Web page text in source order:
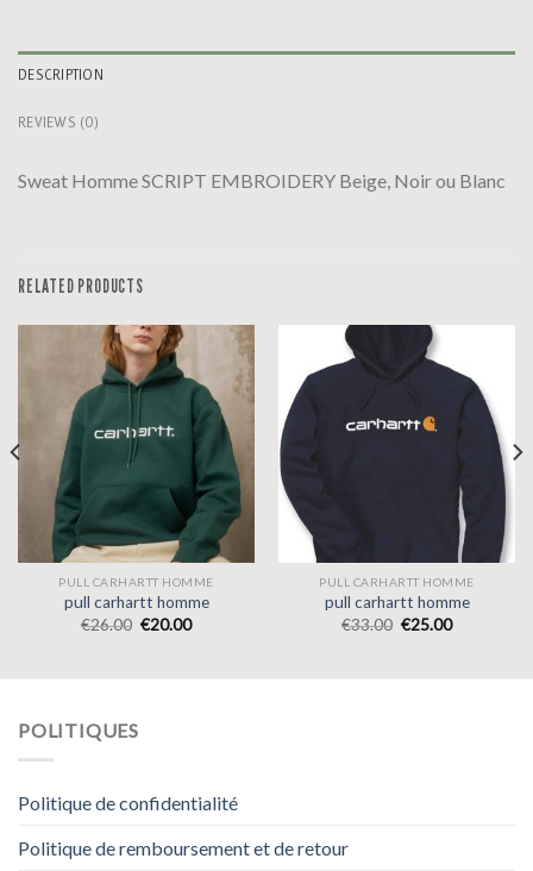
DESCRIPTION
REVIEWS (0)
Sweat Homme SCRIPT EMBROIDERY Beige, Noir ou Blanc
RELATED PRODUCTS
PULL CARHARTT HOMME
pull carhartt homme
€26.00 €20.00
PULL CARHARTT HOMME
pull carhartt homme
€33.00 €25.00
POLITIQUES
Politique de confidentialité
Politique de remboursement et de retour